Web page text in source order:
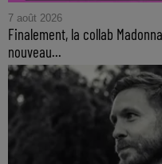
7 août 2026
Finalement, la collab
nouveau...